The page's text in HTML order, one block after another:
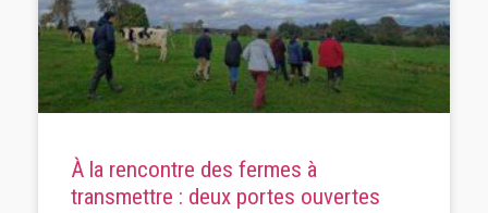
À la rencontre des fermes à
transmettre : deux portes ouvertes